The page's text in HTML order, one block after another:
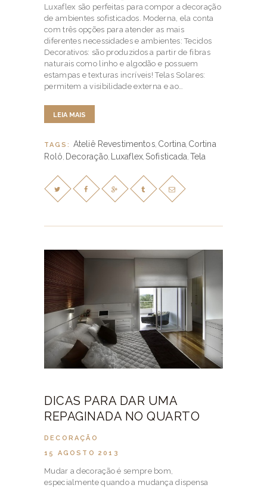
Luxaflex são perfeitas para compor a decoração
de ambientes sofisticados. Moderna, ela conta
com três opções para atender as mais
diferentes necessidades e ambientes: Tecidos
Decorativos: são produzidos a partir de fibras
naturais como linho e algodão e possuem
estampas e texturas incríveis! Telas Solares:
permitem a visibilidade externa e ao…
LEIA MAIS
TAGS: Ateliê Revestimentos Cortina Cortina
Rolô Decoração Luxaflex Sofisticada Tela
DICAS PARA DAR UMA
REPAGINADA NO QUARTO
DECORAÇÃO
15 AGOSTO 2013
Mudar a decoração é sempre bom,
especialmente quando a mudança dispensa